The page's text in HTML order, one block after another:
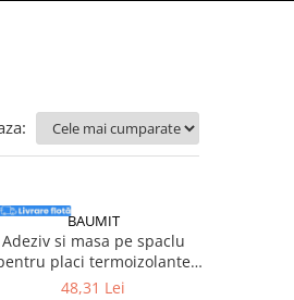
BAUMIT
Adeziv si masa pe spaclu
placi termoizolante
DuoContact, interior /
48,31 Lei